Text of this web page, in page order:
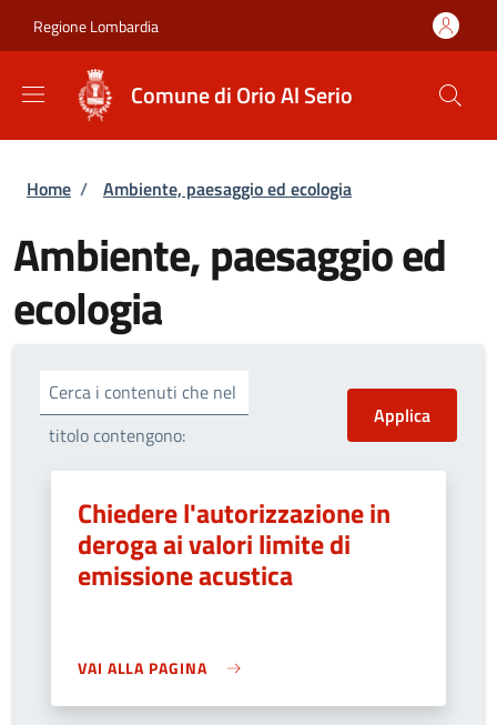
Regione Lombardia
Comune di Orio Al Serio
Briciole di pane
Home / Ambiente, paesaggio ed ecologia
Ambiente, paesaggio ed
ecologia
Cerca i contenuti che nel
titolo contengono:
Chiedere l'autorizzazione in
deroga ai valori limite di
emissione acustica
VAI ALLA PAGINA